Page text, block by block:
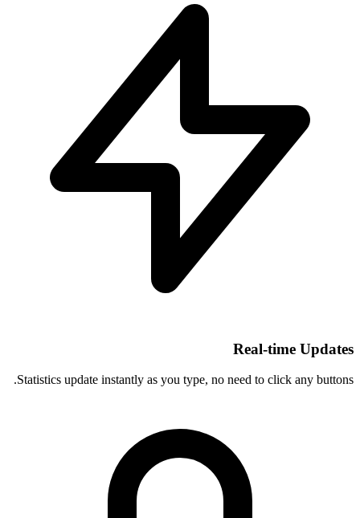
Real-time Updates
Statistics update instantly as you type, no need to click any buttons.